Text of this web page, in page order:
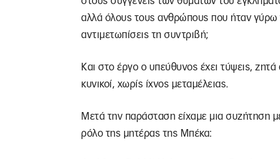
αλλά όλους τους ανθρώπους που ήταν γύρω
αντιμετωπίσεις τη συντριβή;
Και στο έργο ο υπεύθυνος έχει τύψεις,
κυνικοί, χωρίς ίχνος μεταμέλειας.
Μετά την παράσταση είχαμε μια συζήτηση
ρόλο της μητέρας της Μπέκα: